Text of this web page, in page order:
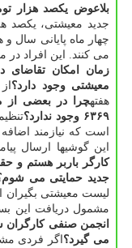
بلاعوض یکصد هزار
جدید معیشتی، یکصد
چهار ماه پایانی سال
می کنند. این افراد در مجموع ۲۹ میلیون و ۷۰۰
زمان امکان تقاضای
معیشتی وجود دارد؟
هفتهچرا در بعضی از
۶۳۶۹ وجود ندارد؟
این گوشیها ارسال پیامک به
کارگر باربر هستم و
جدید حمایتی می
لیست معیشتی
مشمول دریافت این
انجمن صنفی کارگران
می گیرد؟ اگر فردی